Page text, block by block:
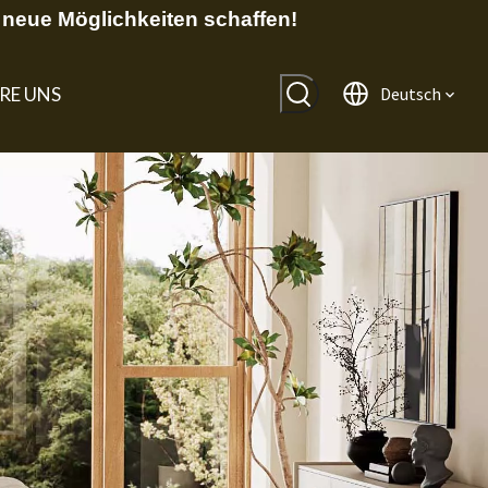
Möglichkeiten schaffen!
UNS Deutsch